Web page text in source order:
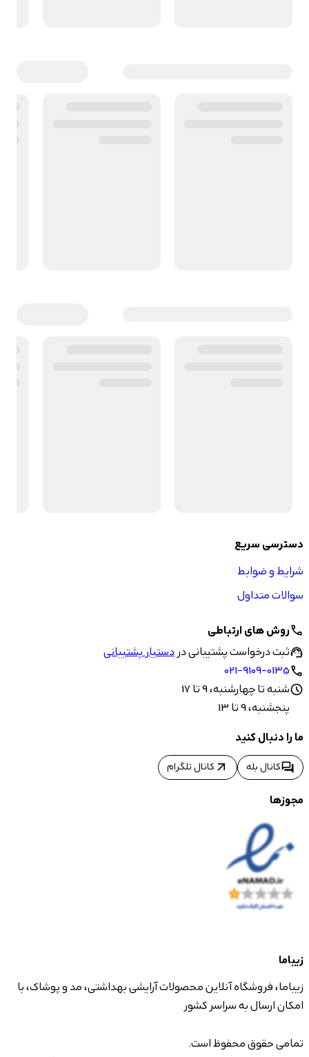
دسترسی سریع
شرایط و ضوابط
سوالات متداول
callروش های ارتباطی
support_agentثبت درخواست پشتیبانی دردستیار پشتیبانی
call
021-9109-0135
scheduleشنبه تا چهارشنبه، 9 تا 17
پنجشنبه، 9 تا 13
ما را دنبال کنید
forumکانال بله arrow_outward کانال تلگرام
مجوزها
زیباما
زیباما، فروشگاه آنلاین محصولات آرایشی بهداشتی، مد و پوشاک، با
امکان ارسال به سراسر کشور
تمامی حقوق محفوظ است.